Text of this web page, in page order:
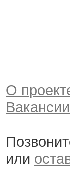
О
Вакансии
или